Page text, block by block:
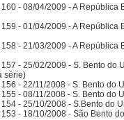
- 08/04/2009 - A República
- 01/04/2009 - A República
- 21/03/2009 - A República
- 25/02/2009 - S. Bento do
série)
- 22/11/2008 - S. Bento do
- 08/11/2008 - S. Bento do
- 25/10/2008 - S.Bento do
- 18/10/2008 - São Bento